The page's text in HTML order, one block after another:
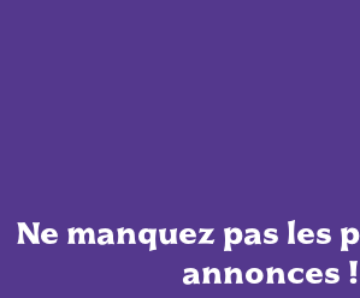
Ne manquez pas les
annonces !